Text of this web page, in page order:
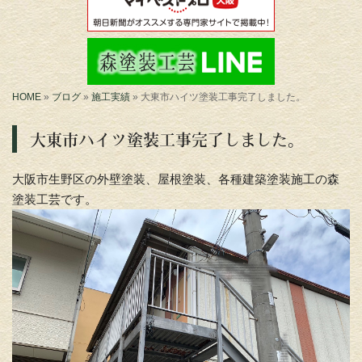
HOME » ブログ» 施工実績 »大東市ハイツ塗装工事完了しました。
大東市ハイツ塗装工事完了しました。
大阪市生野区の外壁塗装、屋根塗装、各種建築塗装施工の森
塗装工芸です。